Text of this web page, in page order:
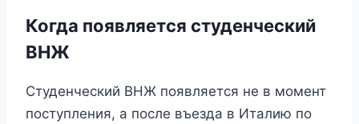
Когда появляется студенческий
ВНЖ
Студенческий ВНЖ появляется не в момент
поступления, а после въезда в Италию по